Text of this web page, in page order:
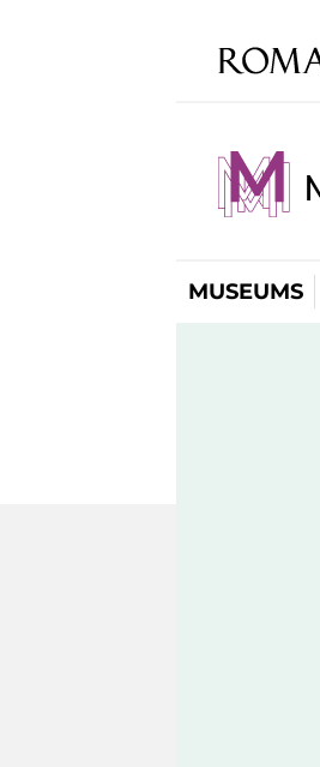
MUSEUMS